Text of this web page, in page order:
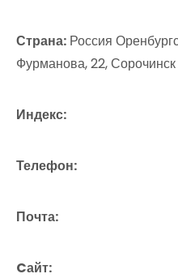
Страна: Россия
Фурманова, 22, Сорочинск
Индекс:
Телефон:
Почта:
Cайт: